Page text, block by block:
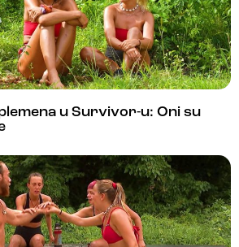
u Survivor-u: Oni su